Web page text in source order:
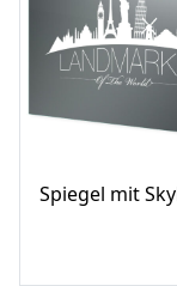
Spiegel mit